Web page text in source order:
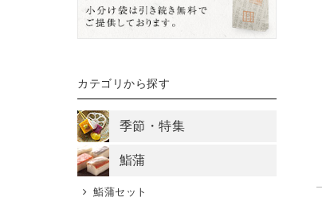
カテゴリから探す
季節・特集
鮨蒲
鮨蒲セット